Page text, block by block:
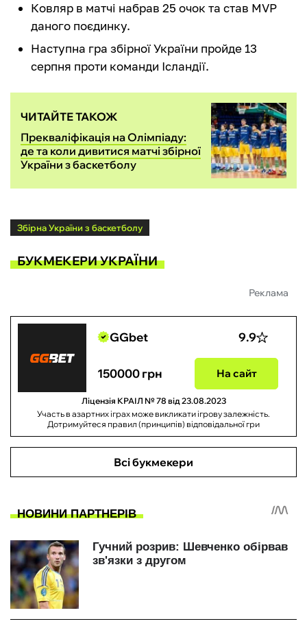
Ковляр в матчі набрав 25 очок та став MVP
даного поєдинку.
Наступна гра збірної України пройде 13
серпня проти команди Ісландії.
ЧИТАЙТЕ ТАКОЖ
Прекваліфікація на Олімпіаду:
де та коли дивитися матчі збірної
України з баскетболу
Збірна України з баскетболу
БУКМЕКЕРИ УКРАЇНИ
Реклама
GGbet 9.9
150000 грн На сайт
Ліцензія КРАІЛ № 78 від 23.08.2023
Участь в азартних іграх може викликати ігрову залежність.
Дотримуйтеся правил (принципів) відповідальної гри
Всі букмекери